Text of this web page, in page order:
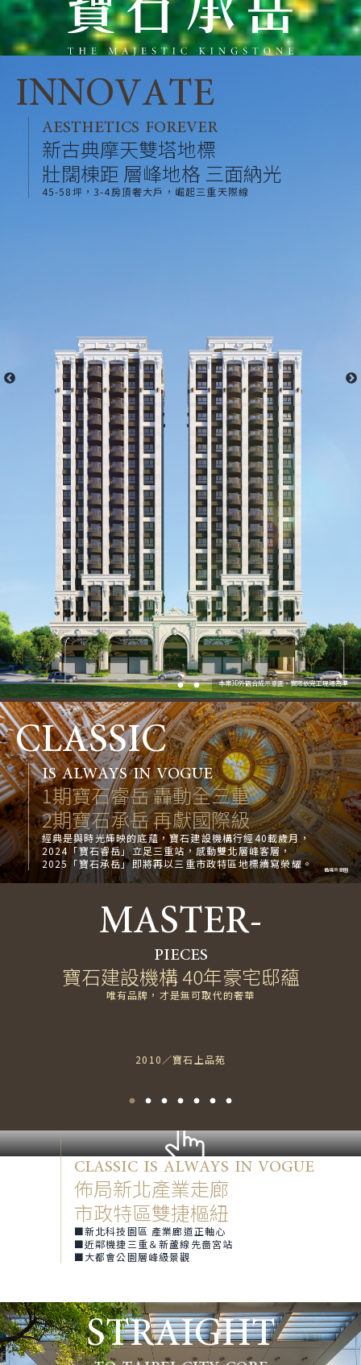
INNOVATE
AESTHETICS FOREVER
新古典摩天雙塔地標
壯闊棟距 層峰地格 三面納光
45-58坪，3-4房頂奢大戶，崛起三重天際線
本案3D外觀合成示意圖，實際依完工現場為準
CLASSIC
IS ALWAYS IN VOGUE
1期寶石睿岳 轟動全三重
2期寶石承岳 再獻國際級
經典是與時光輝映的底蘊，寶石建設機構行經40載歲月，
2024「寶石睿岳」立足三重站，感動雙北層峰客層，
2025「寶石承岳」即將再以三重市政特區地標續寫榮耀。
情境示意圖
MASTER-
PIECES
寶石建設機構 40年豪宅邸蘊
唯有品牌，才是無可取代的奢華
2010／寶石上品苑
CLASSIC IS ALWAYS IN VOGUE
佈局新北產業走廊
市政特區雙捷樞紐
■新北科技園區 產業廊道正軸心
■近鄰機捷三重＆新蘆線先嗇宮站
■大都會公園層峰級景觀
STRAIGHT